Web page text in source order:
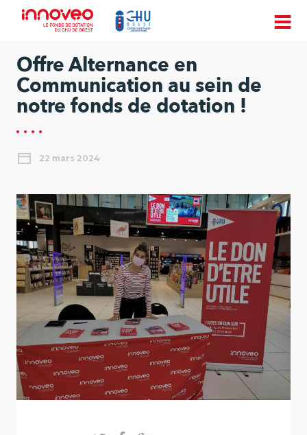
Offre Alternance en
Communication au sein de
notre fonds de dotation !
22 mars 2024